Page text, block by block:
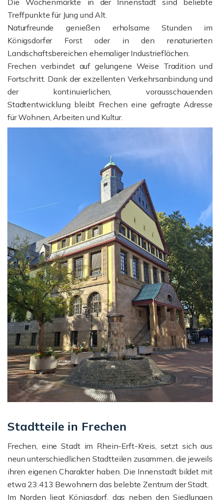
Die Wochenmärkte in der Innenstadt sind beliebte
Treffpunkte für Jung und Alt.
Naturfreunde genießen erholsame Stunden im
Königsdorfer Forst oder in den renaturierten
Landschaftsbereichen ehemaliger Industrieflächen.
Frechen verbindet auf gelungene Weise Tradition und
Fortschritt. Dank der exzellenten Verkehrsanbindung und
der kontinuierlichen, vorausschauenden
Stadtentwicklung bleibt Frechen eine gefragte Adresse
für Wohnen, Arbeiten und Kultur.
Stadtteile in Frechen
Frechen, eine Stadt im Rhein-Erft-Kreis, setzt sich aus
neun unterschiedlichen Stadtteilen zusammen, die jeweils
ihren eigenen Charakter haben. Die Innenstadt bildet mit
etwa 23.413 Bewohnern das belebte Zentrum der Stadt.
Im Norden liegt Königsdorf, das neben den Siedlungen